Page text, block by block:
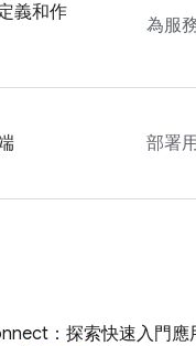
義和作
為服
部署
：探索快速入門